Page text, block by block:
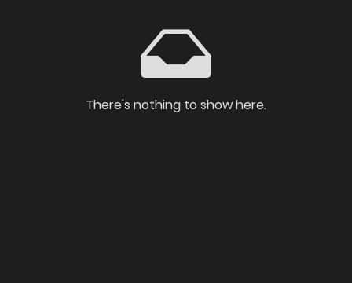
There's nothing to show here.